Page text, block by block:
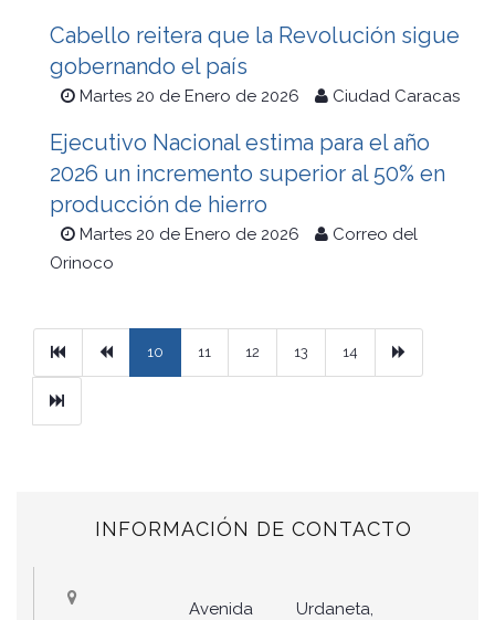
Cabello reitera que la Revolución sigue
gobernando el país
Martes 20 de Enero de 2026 Ciudad Caracas
Ejecutivo Nacional estima para el año
2026 un incremento superior al 50% en
producción de hierro
Martes 20 de Enero de 2026
Correo del
Orinoco
PrimeraPrevious
10 11 12 13 14
Ultimo
INFORMACIÓN DE CONTACTO
Avenida Urdaneta,